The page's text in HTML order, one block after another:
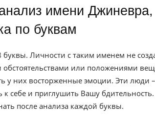
по буквам
Личности с таким именем не
или положениями
у них восторженные эмоции. Эти люди
к себе и приглушить Вашу
после анализа каждой буквы.